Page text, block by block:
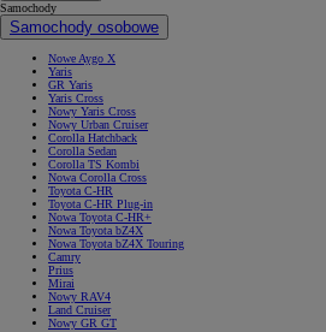
Samochody
Samochody osobowe
Nowe Aygo X
Yaris
GR Yaris
Yaris Cross
Nowy Yaris Cross
Nowy Urban Cruiser
Corolla Hatchback
Corolla Sedan
Corolla TS Kombi
Nowa Corolla Cross
Toyota C-HR
Toyota C-HR Plug-in
Nowa Toyota C-HR+
Nowa Toyota bZ4X
Nowa Toyota bZ4X Touring
Camry
Prius
Mirai
Nowy RAV4
Land Cruiser
Nowy GR GT